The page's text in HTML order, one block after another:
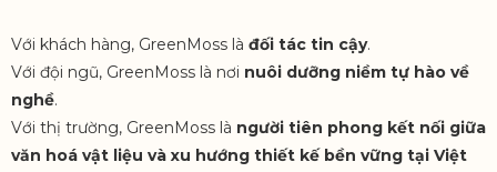
Với khách hàng, GreenMoss là đối tác tin cậy.
Với đội ngũ, GreenMoss là nơi nuôi dưỡng niềm tự hào về
nghề.
Với thị trường, GreenMoss là người tiên phong kết nối giữa
văn hoá vật liệu và xu hướng thiết kế bền vững tại Việt